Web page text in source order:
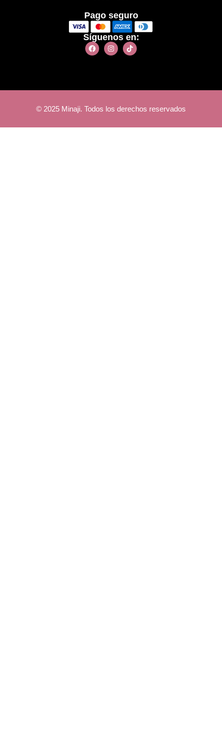
Pago seguro
Síguenos en:
© 2025 Minaji. Todos los derechos reservados